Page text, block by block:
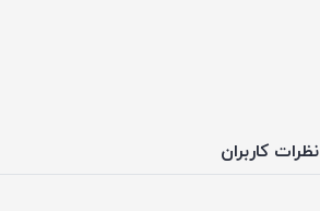
نظرات کاربران